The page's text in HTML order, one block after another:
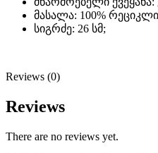
მასალა: 100%
სიგრძე: 26 სმ;
Reviews (0)
Reviews
There are no reviews yet.